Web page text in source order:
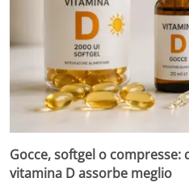
Gocce, softgel o
vitamina D assorbe meglio